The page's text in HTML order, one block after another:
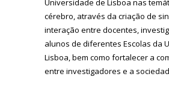
Universidade de Lisboa nas
cérebro, através da criação de
interação entre docentes,
alunos de diferentes Escolas da
Lisboa, bem como fortalecer a
entre investigadores e a